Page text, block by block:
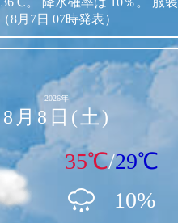
（8月7日 07時発表）
2026年
8月8日(土)
35℃/29℃
10%